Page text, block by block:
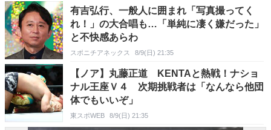
有吉弘行、一般人に囲まれ「写真撮ってく
れ！」の大合唱も…「単純に凄く嫌だった」
と不快感あらわ
スポニチアネックス 8/9(日) 21:35
【ノア】丸藤正道 KENTAと熱戦！ナショ
ナル王座Ｖ４ 次期挑戦者は「なんなら他団
体でもいいぞ」
東スポWEB 8/9(日) 21:35